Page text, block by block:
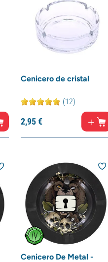
Cenicero de cristal
(12)
2,95€
Cenicero De Metal -